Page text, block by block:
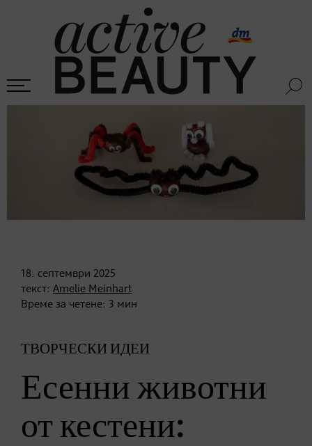
18. септември 2025
текст: Amelie Meinhart
Време за четене: 3 мин
ТВОРЧЕСКИ ИДЕИ
Есенни животни
от кестени: